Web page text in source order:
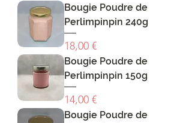
Bougie Poudre de
Perlimpinpin 240g
Prix
18,00 €
Bougie Poudre de
Perlimpinpin 150g
Prix
14,00 €
Bougie Poudre de